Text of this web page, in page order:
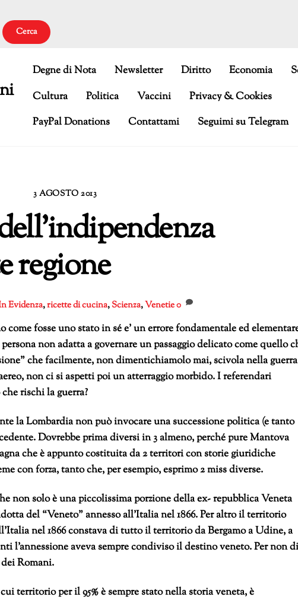
Cerca
Degne di Nota Newsletter Diritto Economia
Cultura
Politica Vaccini
Privacy & Cookies
PayPal Donations
Contattami Seguimi su Telegram
3 AGOSTO 2013
regione
Evidenza,ricette di cucina,Scienza,Venetie0
fosse uno stato in sé e’ un errore fondamentale ed
non adatta a governare un passaggio delicato come quello
che facilmente, non dimentichiamolo mai, scivola nella
non ci si aspetti poi un atterraggio morbido. I referendari
rischi la guerra?
la Lombardia non può invocare una successione politica (e tanto
Dovrebbe prima diversi in 3 almeno, perché pure Mantova
che è appunto costituita da 2 territori con storie giuridiche
con forza, tanto che, per esempio, esprimo 2 miss diverse.
non solo è una piccolissima porzione della ex- repubblica Veneta
del “Veneto” annesso all’Italia nel 1866. Per altro il territorio
nel 1866 constava di tutto il territorio da Bergamo a Udine, a
l’annessione aveva sempre condiviso il destino veneto. Per non
Romani.
territorio per il 95% è sempre stato nella storia veneta, è